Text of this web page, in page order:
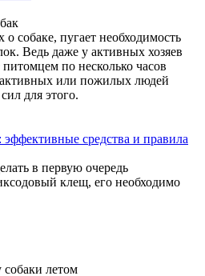
собаке, пугает необходимость
Ведь даже у активных хозяев
питомцем по несколько часов
или пожилых людей
для этого.
в первую очередь
клещ, его необходимо
собаки летом